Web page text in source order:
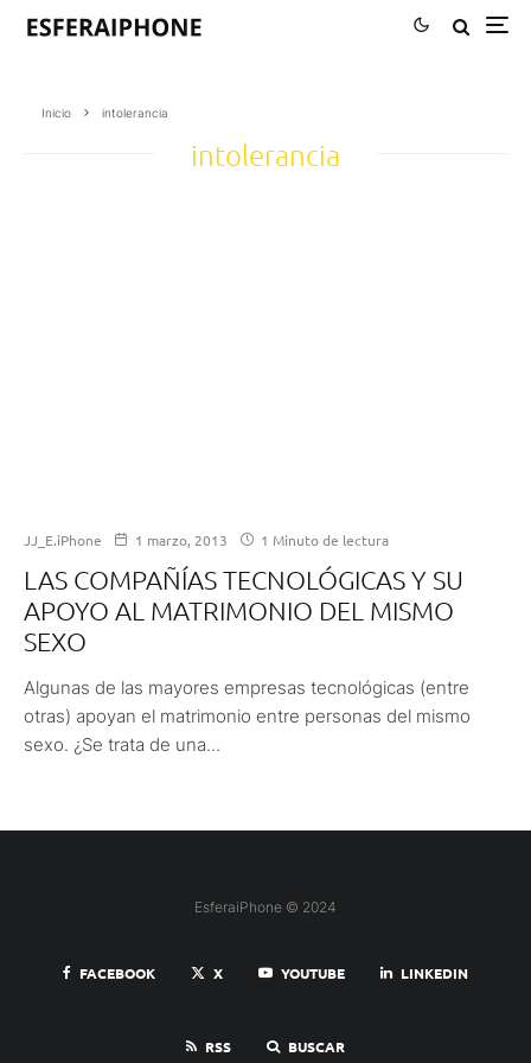
Inicio intolerancia
intolerancia
JJ_E.iPhone 1 marzo, 2013 1 Minuto de lectura
LAS COMPAÑÍAS TECNOLÓGICAS Y SU
APOYO AL MATRIMONIO DEL MISMO
SEXO
Algunas de las mayores empresas tecnológicas (entre
otras) apoyan el matrimonio entre personas del mismo
sexo. ¿Se trata de una...
EsferaiPhone © 2024
FACEBOOK X YOUTUBE LINKEDIN
RSS BUSCAR